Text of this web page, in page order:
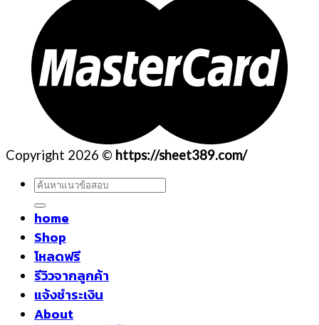
Copyright 2026 © https://sheet389.com/
ค้นหา:
home
Shop
โหลดฟรี
รีวิวจากลูกค้า
แจ้งชำระเงิน
About